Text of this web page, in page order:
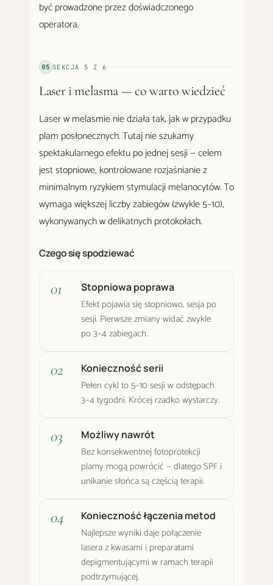
być prowadzone przez doświadczonego
operatora.
05 SEKCJA 5 Z6
Laser i melasma — co warto wiedzieć
Laser w melasmie nie działa tak, jak w przypadku
plam posłonecznych. Tutaj nie szukamy
spektakularnego efektu po jednej sesji — celem
jest stopniowe, kontrolowane rozjaśnianie z
minimalnym ryzykiem stymulacji melanocytów. To
wymaga większej liczby zabiegów (zwykle 5–10),
wykonywanych w delikatnych protokołach.
Czego się spodziewać
Stopniowa poprawa
Efekt pojawia się stopniowo, sesja po
sesji. Pierwsze zmiany widać zwykle
po 3–4 zabiegach.
Konieczność serii
Pełen cykl to 5–10 sesji w odstępach
3–4 tygodni. Krócej rzadko wystarczy.
Możliwy nawrót
Bez konsekwentnej fotoprotekcji
plamy mogą powrócić — dlatego SPF i
unikanie słońca są częścią terapii.
Konieczność łączenia metod
Najlepsze wyniki daje połączenie
lasera z kwasami i preparatami
depigmentującymi w ramach terapii
podtrzymującej.